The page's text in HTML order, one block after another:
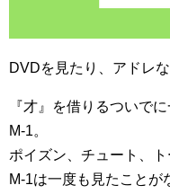
DVDを見たり、アドレ
『才』を借りるついで
M-1。
ポイズン、チュート、
M-1は一度も見たこと